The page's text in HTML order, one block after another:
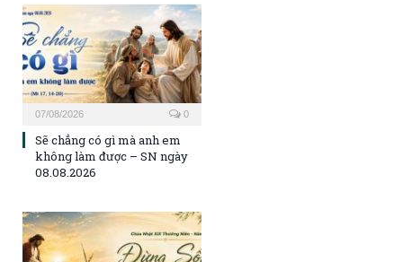
07/08/2026 0
Sẽ chẳng có gì mà anh em
không làm được – SN ngày
08.08.2026